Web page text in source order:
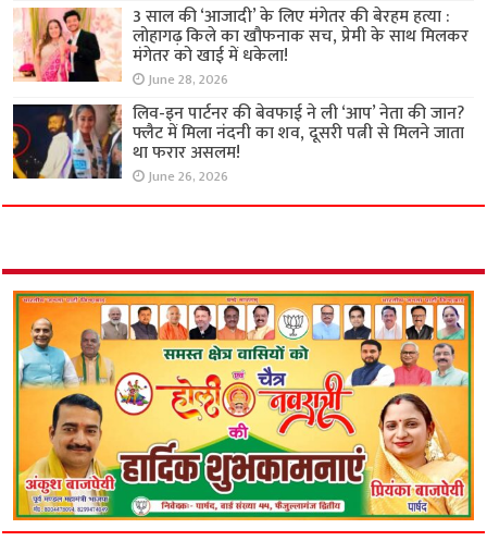
3 साल की ‘आजादी’ के लिए मंगेतर की बेरहम हत्या :
लोहागढ़ किले का खौफनाक सच, प्रेमी के साथ मिलकर
मंगेतर को खाई में धकेला!
June 28, 2026
लिव-इन पार्टनर की बेवफाई ने ली ‘आप’ नेता की जान?
फ्लैट में मिला नंदनी का शव, दूसरी पत्नी से मिलने जाता
था फरार असलम!
June 26, 2026